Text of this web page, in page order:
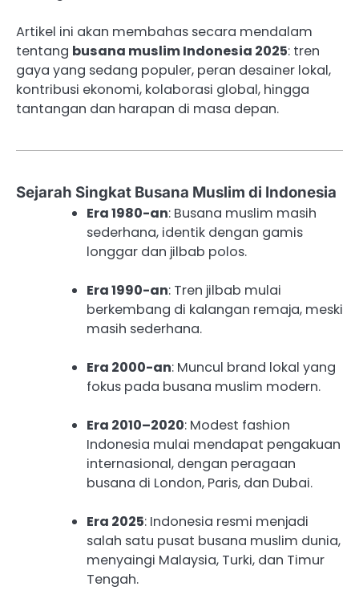
Artikel ini akan membahas secara mendalam
tentang busana muslim Indonesia 2025: tren
gaya yang sedang populer, peran desainer lokal,
kontribusi ekonomi, kolaborasi global, hingga
tantangan dan harapan di masa depan.
Sejarah Singkat Busana Muslim di Indonesia
Era 1980-an: Busana muslim masih
sederhana, identik dengan gamis
longgar dan jilbab polos.
Era 1990-an: Tren jilbab mulai
berkembang di kalangan remaja, meski
masih sederhana.
Era 2000-an: Muncul brand lokal yang
fokus pada busana muslim modern.
Era 2010–2020: Modest fashion
Indonesia mulai mendapat pengakuan
internasional, dengan peragaan
busana di London, Paris, dan Dubai.
Era 2025: Indonesia resmi menjadi
salah satu pusat busana muslim dunia,
menyaingi Malaysia, Turki, dan Timur
Tengah.